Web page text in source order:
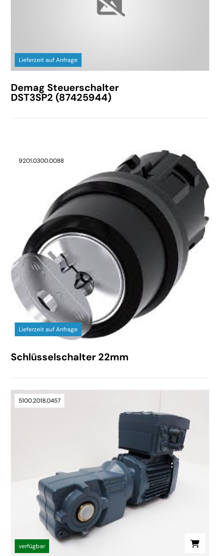
Lieferzeit auf Anfrage
Demag Steuerschalter
DST3SP2 (87425944)
9201.0300.0088
Lieferzeit auf Anfrage
Schlüsselschalter 22mm
5100.2018.0457
verfügbar